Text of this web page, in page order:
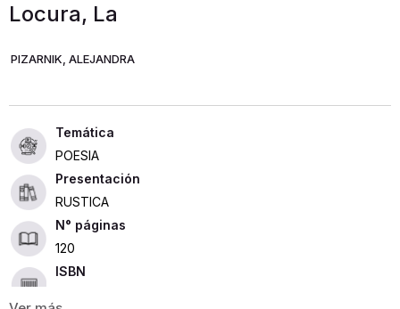
Locura, La
PIZARNIK, ALEJANDRA
POESIA
Presentación
RUSTICA
120
ISBN